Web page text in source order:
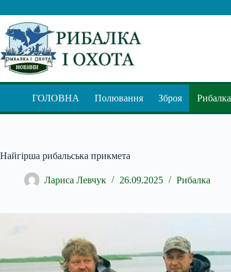
до
вмісту
ГОЛОВНА Полювання Зброя Рибалка
Найгірша рибальська прикмета
Лариса Левчук 26.09.2025 Рибалка